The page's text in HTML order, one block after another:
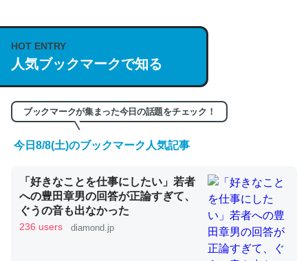
─GPTの仕組みと限界についての考察（１） - conceptualization
これは良記事。32768トークンだと英語小説100ページ分
ど、短期記憶というには多い分量。進化すればするほど分
かりやすく強くなりそう
─GPTの仕組みと限界についての考察（１） - conceptualization
HOT ENTRY
人気ブックマークで知る
ブックマークが集まった今日の話題をチェック！
今日8/8(土)のブックマーク人気記事
「好きなことを仕事にしたい」若者
への豊田章男の回答が正論すぎて、
ぐうの音も出なかった
236 users diamond.jp